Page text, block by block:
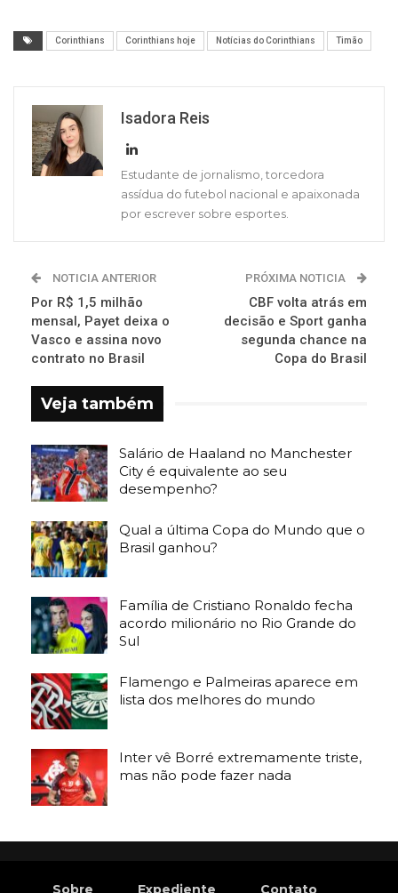
Corinthians Corinthians hoje Notícias do Corinthians Timão
Isadora Reis
Estudante de jornalismo, torcedora
assídua do futebol nacional e apaixonada
por escrever sobre esportes.
NOTICIA ANTERIOR
Por R$ 1,5 milhão
mensal, Payet deixa o
Vasco e assina novo
contrato no Brasil
PRÓXIMA NOTICIA
CBF volta atrás em
decisão e Sport ganha
segunda chance na
Copa do Brasil
Veja também
Salário de Haaland no Manchester
City é equivalente ao seu
desempenho?
Qual a última Copa do Mundo que o
Brasil ganhou?
Família de Cristiano Ronaldo fecha
acordo milionário no Rio Grande do
Sul
Flamengo e Palmeiras aparece em
lista dos melhores do mundo
Inter vê Borré extremamente triste,
mas não pode fazer nada
Sobre Expediente Contato